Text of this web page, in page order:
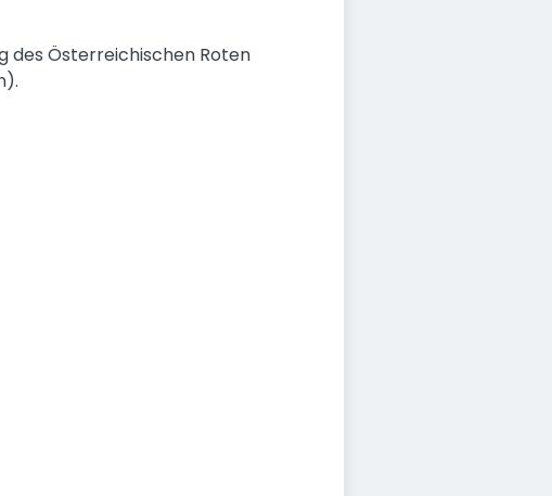
des Österreichischen Roten